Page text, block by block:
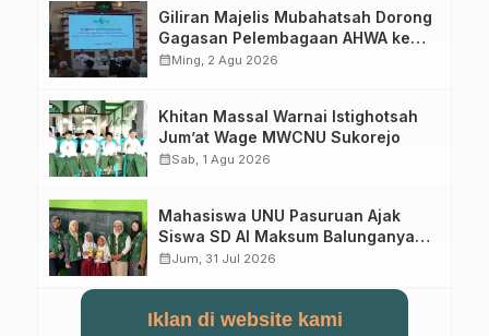
Giliran Majelis Mubahatsah Dorong
Gagasan Pelembagaan AHWA ke
Forum Muktamar Mendatang
calendar_monthMing, 2 Agu 2026
Khitan Massal Warnai Istighotsah
Jum’at Wage MWCNU Sukorejo
calendar_monthSab, 1 Agu 2026
Mahasiswa UNU Pasuruan Ajak
Siswa SD Al Maksum Balunganyar
Kuasai Penjumlahan Bersusun
calendar_monthJum, 31 Jul 2026
Iklan di website kami